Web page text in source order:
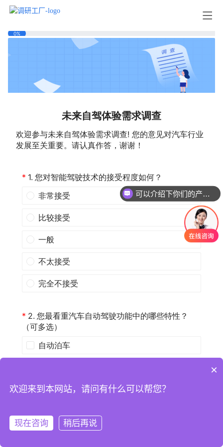
注册
×
欢迎来到本网站，请问有什么可以帮您？
现在咨询 稍后再说